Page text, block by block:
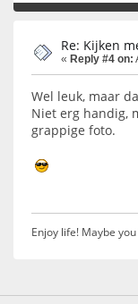
Re: Kijken
« Reply #4 on:
Wel leuk, maar
Niet erg handig,
grappige foto.
Enjoy life! Maybe